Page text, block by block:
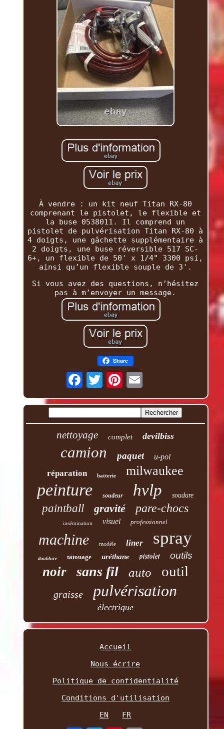
À vendre : un kit neuf Titan RX-80
comprenant le pistolet, le flexible et
la buse 0538011. Il comprend un
pistolet de pulvérisation Titan RX-80 à
4 doigts, une gâchette supplémentaire à
2 doigts, une buse réversible 517 SC-
6+, un flexible de 50' x 1/4" 3300 psi,
ainsi qu’un flexible souple de 3'.
Si vous avez des questions, n’hésitez
pas à m’envoyer un message.
Share
nettoyage complet devilbiss
camion paquet u-pol
réparation batterie milwaukee
peinture soudeur hvlp soudure
paintball gravité pare-chocs
insémination visuel professionnel
machine modèle liner spray
doublure tatouage uréthane pistolet outils
noir sans fil auto outil
graisse pulvérisation
électrique
Accueil
Nous écrire
Politique de confidentialité
Conditions d'utilisation
EN
FR